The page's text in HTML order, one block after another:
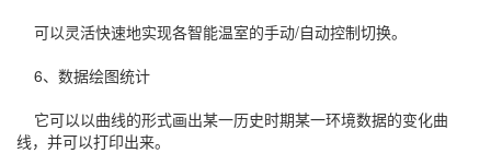
可以灵活快速地实现各智能温室的手动/自动控制切换。
6、数据绘图统计
它可以以曲线的形式画出某一历史时期某一环境数据的变化曲
线，并可以打印出来。